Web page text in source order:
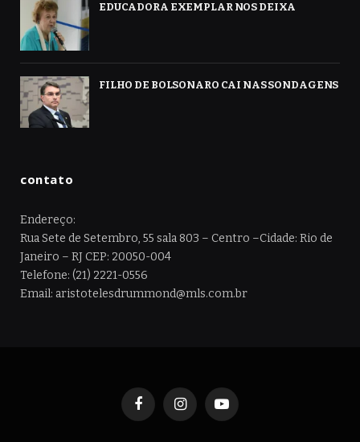
EDUCADORA EXEMPLAR NOS DEIXA
FILHO DE BOLSONARO CAI NAS SONDAGENS
contato
Endereço:
Rua Sete de Setembro, 55 sala 803 – Centro –Cidade: Rio de
Janeiro – RJ CEP: 20050-004
Telefone: (21) 2221-0556
Email: aristotelesdrummond@mls.com.br
FacebookInstagramYouTube